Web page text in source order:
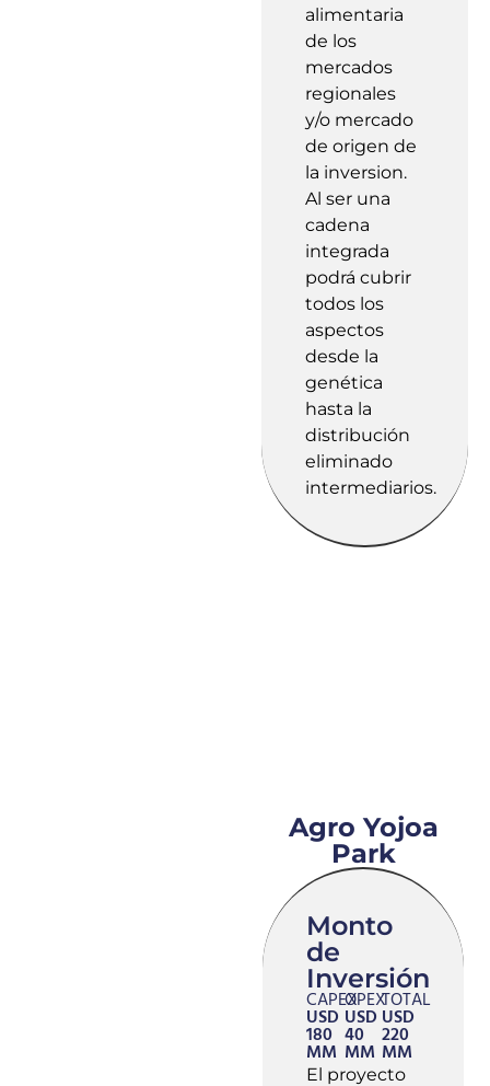
alimentaria
de los
mercados
regionales
y/o mercado
de origen de
la inversion.
Al ser una
cadena
integrada
podrá cubrir
todos los
aspectos
desde la
genética
hasta la
distribución
eliminado
intermediarios.
Agro Yojoa
Park
Monto
de
Inversión
CAPEX
USD
180
MM
OPEX
USD
40
MM
TOTAL
USD
220
MM
El proyecto